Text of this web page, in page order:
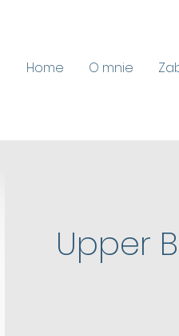
Home O mnie
Upper